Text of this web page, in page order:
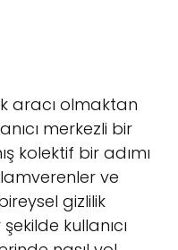
aracı olmaktan
merkezli bir
kolektif bir adımı
ve
gizlilik
kullanıcı